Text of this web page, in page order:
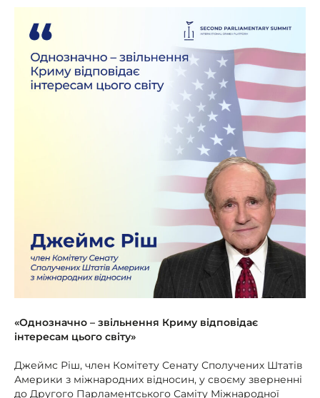
«Однозначно – звільнення Криму відповідає
інтересам цього світу»
Джеймс Ріш, член Комітету Сенату Сполучених Штатів
Америки з міжнародних відносин, у своєму зверненні
до Другого Парламентського Саміту Міжнародної